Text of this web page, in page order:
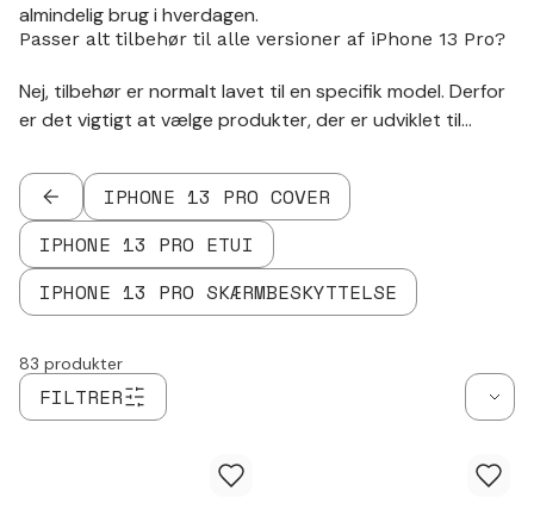
almindelig brug i hverdagen.
Passer alt tilbehør til alle versioner af iPhone 13 Pro?
Nej, tilbehør er normalt lavet til en specifik model. Derfor
er det vigtigt at vælge produkter, der er udviklet til
TILBAGEIPHONE 13 PRO COVER
IPHONE 13 PRO ETUI
IPHONE 13 PRO SKÆRMBESKYTTELSE
FILTRER
83 produkter